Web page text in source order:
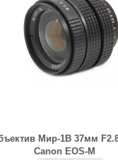
Мир-1В 37мм
Canon EOS-M